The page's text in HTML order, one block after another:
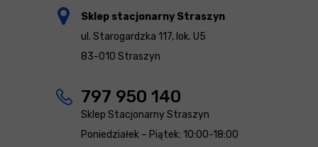
Sklep stacjonarny Straszyn
ul. Starogardzka 117, lok. U5
83-010 Straszyn
797 950 140
Sklep Stacjonarny Straszyn
Poniedziałek – Piątek: 10:00-18:00